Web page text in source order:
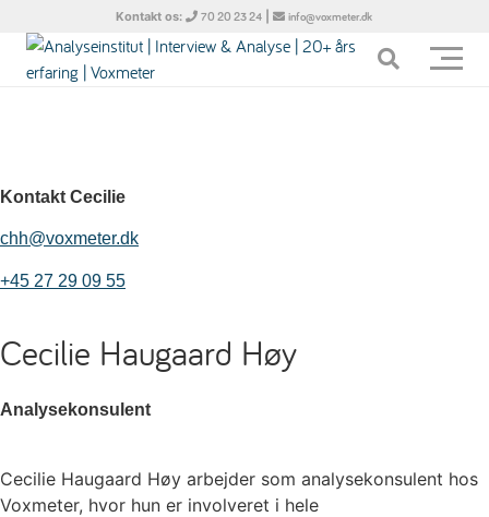
Kontakt os: 70 20 23 24 | info@voxmeter.dk
Kontakt Cecilie
chh@voxmeter.dk
+45 27 29 09 55
Cecilie Haugaard Høy
Analysekonsulent
Cecilie Haugaard Høy arbejder som analysekonsulent hos
Voxmeter, hvor hun er involveret i hele